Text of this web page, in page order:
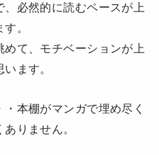
必然的に読むペースが上
。
て、モチベーションが上
ます。
本棚がマンガで埋め尽く
りません。